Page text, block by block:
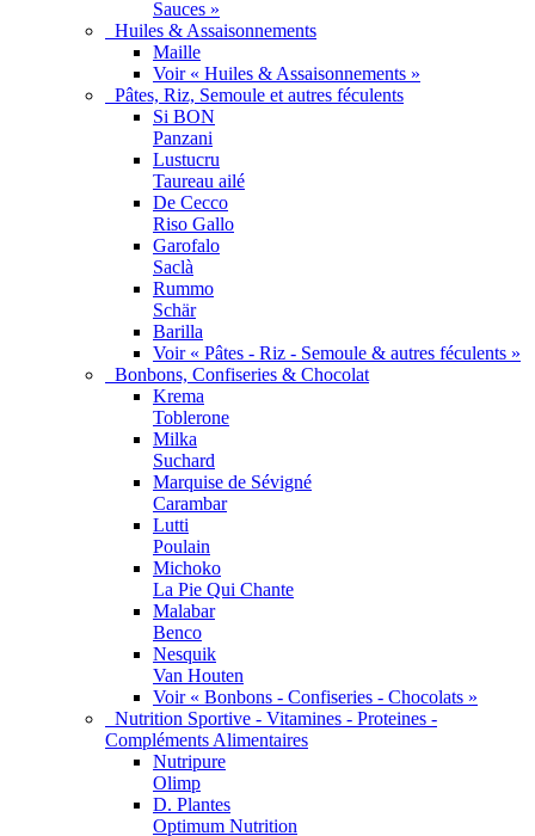
Sauces »
Huiles & Assaisonnements
Maille
Voir « Huiles & Assaisonnements »
Pâtes, Riz, Semoule et autres féculents
Si BON
Panzani
Lustucru
Taureau ailé
De Cecco
Riso Gallo
Garofalo
Saclà
Rummo
Schär
Barilla
Voir « Pâtes - Riz - Semoule & autres féculents »
Bonbons, Confiseries & Chocolat
Krema
Toblerone
Milka
Suchard
Marquise de Sévigné
Carambar
Lutti
Poulain
Michoko
La Pie Qui Chante
Malabar
Benco
Nesquik
Van Houten
Voir « Bonbons - Confiseries - Chocolats »
Nutrition Sportive - Vitamines - Proteines -
Compléments Alimentaires
Nutripure
Olimp
D. Plantes
Optimum Nutrition